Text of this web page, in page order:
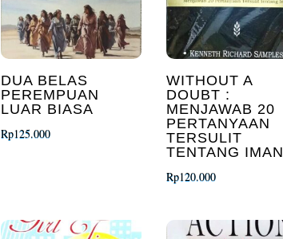
DUA BELAS
PEREMPUAN
LUAR BIASA
Rp125.000
WITHOUT A
DOUBT :
MENJAWAB 20
PERTANYAAN
TERSULIT
TENTANG IMAN
Rp120.000